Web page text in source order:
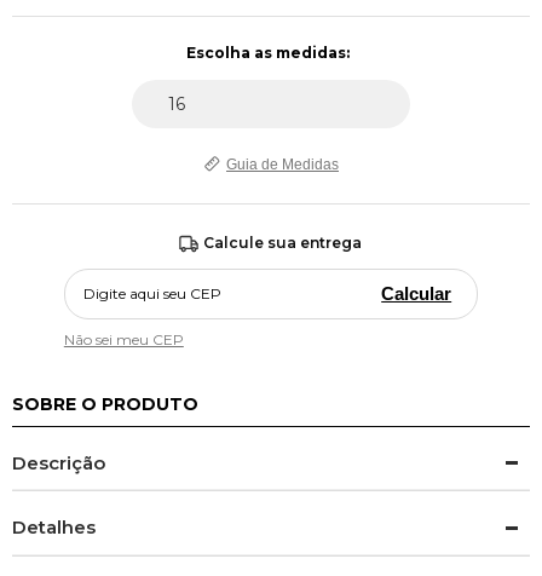
Guia de Medidas
Calcule sua entrega
Calcular
Não sei meu CEP
SOBRE O PRODUTO
Descrição
Detalhes